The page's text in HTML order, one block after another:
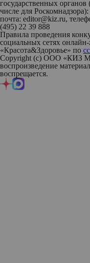
государственных органов
числе для Роскомнадзора):
почта: editor@kiz.ru,
(495) 22 39 888
Правила проведения
социальных сетях
«Красота&Здоровье» по
Copyright (с) ООО «КИЗ
воспроизведение
воспрещается.